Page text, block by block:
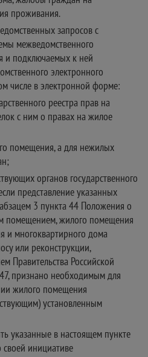
проживания.
запросов с
межведомственного
и подключаемых к ней
электронного
числе в электронной форме:
реестра прав на
с ним о правах на жилое
помещения, а для нежилых
органов государственного
представление указанных
3 пункта 44 Положения о
помещением, жилого помещения
и многоквартирного дома
или реконструкции,
Правительства Российской
признано необходимым для
жилого помещения
установленным
указанные в настоящем пункте
инициативе